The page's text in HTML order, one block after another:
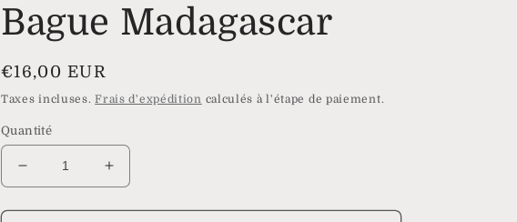
Bague Madagascar
Prix
habituel
€16,00 EUR
Taxes incluses.Frais d'expédition calculés à l'étape de paiement.
Quantité
Réduire
la
quantité
Augmenter
la
quantité